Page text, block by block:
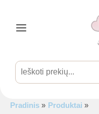
turinio
Products
search
Pradinis
Produktai